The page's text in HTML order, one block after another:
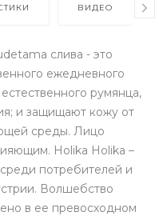
ВИДЕО
слива - это
ежедневного
румянца,
и защищают кожу от
среды. Лицо
Holika Holika –
потребителей и
Волшебство
в ее превосходном